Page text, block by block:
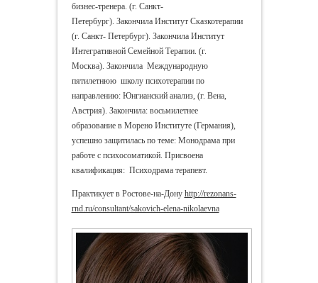
бизнес-тренера. (г. Санкт-
Петербург). Закончила Институт Сказкотерапии
(г. Санкт- Петербург). Закончила Институт
Интегративной Семейной Терапии. (г.
Москва). Закончила Международную
пятилетнюю школу психотерапии по
направлению: Юнгианский анализ, (г. Вена,
Австрия). Закончила: восьмилетнее
образование в Морено Институте (Германия),
успешно защитилась по теме: Монодрама при
работе с психосоматикой. Присвоена
квалификация: Психодрама терапевт.
Практикует в Ростове-на-Дону http://rezonans-
rnd.ru/consultant/sakovich-elena-nikolaevna